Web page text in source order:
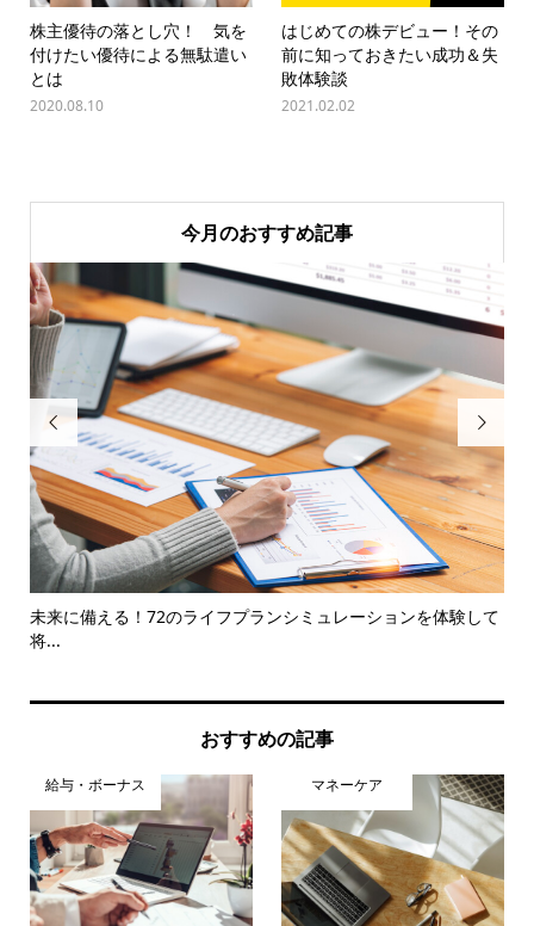
株主優待の落とし穴！ 気を
付けたい優待による無駄遣い
とは
2020.08.10
はじめての株デビュー！その
前に知っておきたい成功＆失
敗体験談
2021.02.02
今月のおすすめ記事

未来に備える！72のライフプランシミュレーションを体験して
将...

おすすめの記事
給与・ボーナス マネーケア